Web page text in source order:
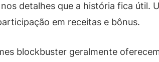
detalhes que a história fica útil.
em receitas e bônus.
blockbuster geralmente